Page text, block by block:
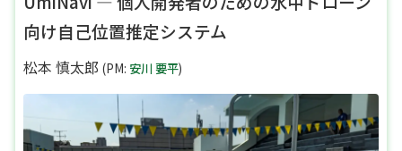
向け自己位置推定システム
松本 慎太郎 (PM: 安川 要平)